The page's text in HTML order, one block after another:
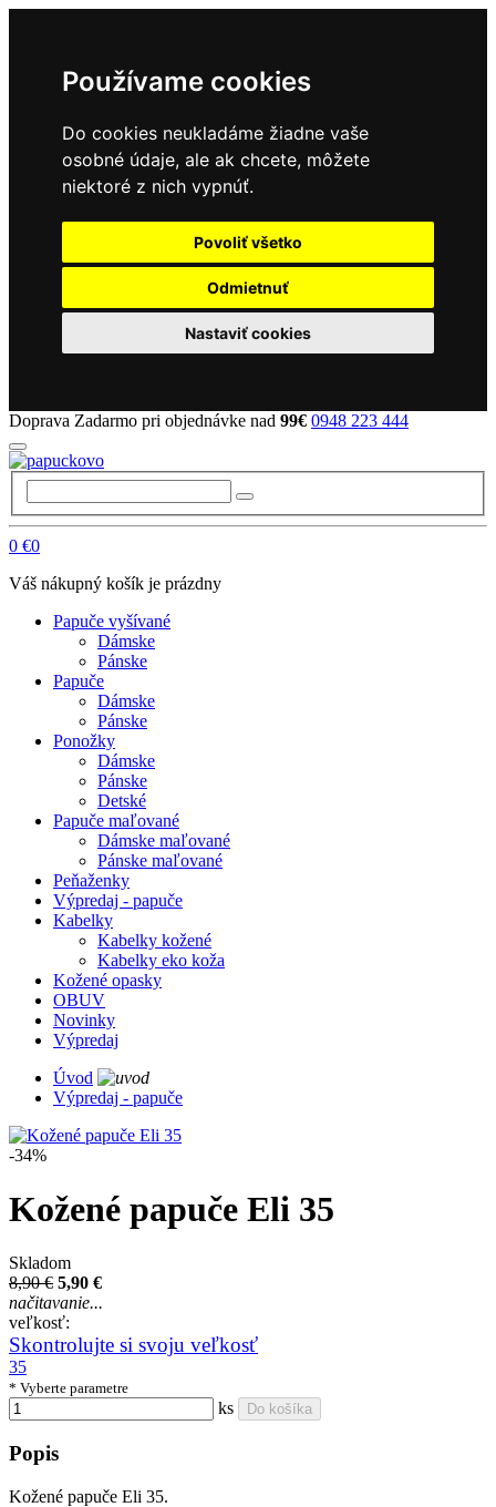
Používame cookies
Do cookies neukladáme žiadne vaše
osobné údaje, ale ak chcete, môžete
niektoré z nich vypnúť.
Povoliť všetko
Odmietnuť
Nastaviť cookies
Doprava Zadarmo pri objednávke nad 99€ 0948 223 444
0 €0
Váš nákupný košík je prázdny
Papuče vyšívané
Dámske
Pánske
Papuče
Dámske
Pánske
Ponožky
Dámske
Pánske
Detské
Papuče maľované
Dámske maľované
Pánske maľované
Peňaženky
Výpredaj - papuče
Kabelky
Kabelky kožené
Kabelky eko koža
Kožené opasky
OBUV
Novinky
Výpredaj
Úvod
Výpredaj - papuče
-34%
Kožené papuče Eli 35
Skladom
8,90 € 5,90 €
načitavanie...
veľkosť:
Skontrolujte si svoju veľkosť
35
* Vyberte parametre
ks Do košíka
Popis
Kožené papuče Eli 35.